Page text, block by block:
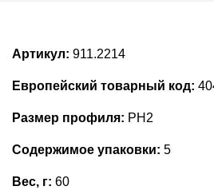
Артикул: 911.2214
Европейский товарный код:
Размер профиля: PH2
Содержимое упаковки: 5
Вес, г: 60